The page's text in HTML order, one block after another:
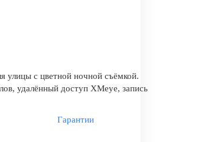
улицы с цветной ночной съёмкой.
удалённый доступ XMeye, запись
Гарантии